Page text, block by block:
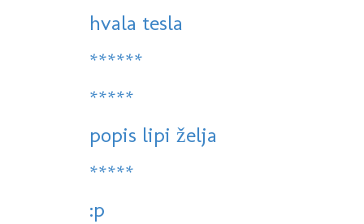
hvala tesla
******
*****
popis lipi želja
*****
:p